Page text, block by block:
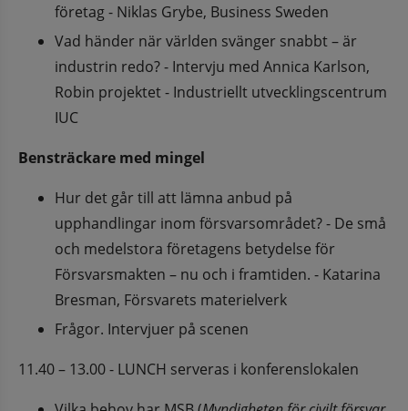
företag - Niklas Grybe, Business Sweden
Vad händer när världen svänger snabbt – är
industrin redo? - Intervju med Annica Karlson,
Robin projektet - Industriellt utvecklingscentrum
IUC
Bensträckare med mingel
Hur det går till att lämna anbud på
upphandlingar inom försvarsområdet? - De små
och medelstora företagens betydelse för
Försvarsmakten – nu och i framtiden. - Katarina
Bresman, Försvarets materielverk
Frågor. Intervjuer på scenen
11.40 – 13.00 - LUNCH serveras i konferenslokalen